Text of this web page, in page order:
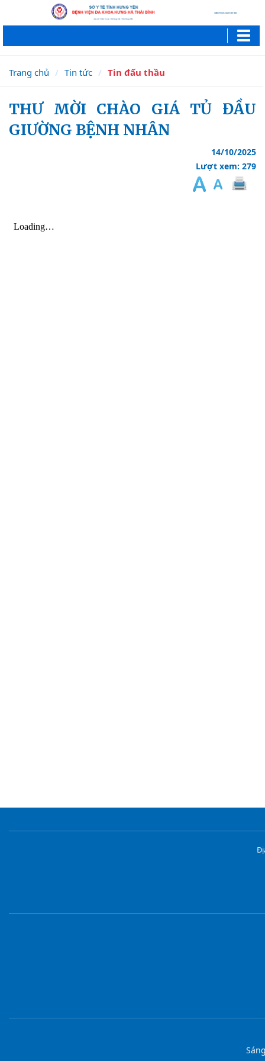
Trang chủ Tin tức Tin đấu thầu
THƯ MỜI CHÀO GIÁ TỦ ĐẦU
GIƯỜNG BỆNH NHÂN
14/10/2025
Lượt xem: 279